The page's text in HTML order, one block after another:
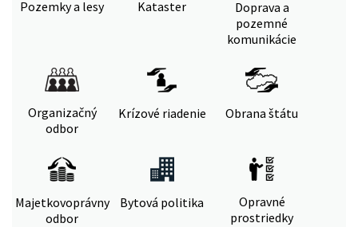
Pozemky a lesy Kataster
Doprava a
pozemné
komunikácie
Organizačný
odbor
Krízové riadenie Obrana štátu
Majetkovoprávny
odbor
Bytová politika
Opravné
prostriedky